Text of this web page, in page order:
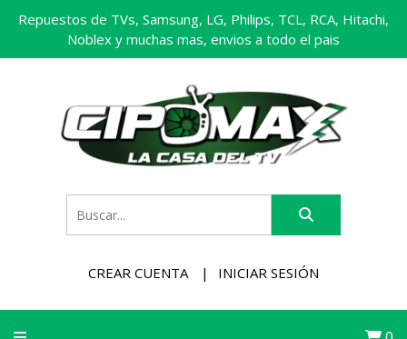
Repuestos de TVs, Samsung, LG, Philips, TCL, RCA, Hitachi,
Noblex y muchas mas, envios a todo el pais
CREAR CUENTA INICIAR SESIÓN